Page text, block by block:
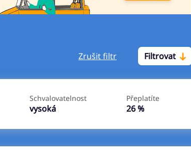
Zrušit filtr Filtrovat
Schvalovatelnost
vysoká
Přeplatíte
26 %